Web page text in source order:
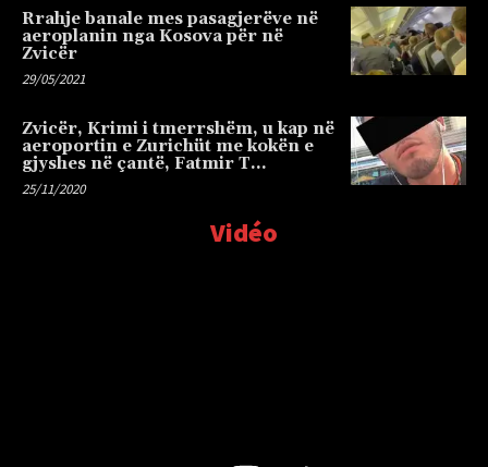
Rrahje banale mes pasagjerëve në
aeroplanin nga Kosova për në
Zvicër
29/05/2021
Zvicër, Krimi i tmerrshëm, u kap në
aeroportin e Zurichüt me kokën e
gjyshes në çantë, Fatmir T…
25/11/2020
Vidéo